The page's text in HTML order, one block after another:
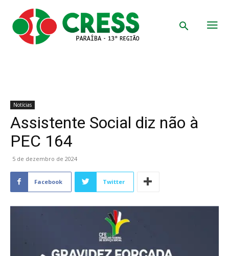
Notícias
Assistente Social diz não à
PEC 164
5 de dezembro de 2024
Facebook Twitter